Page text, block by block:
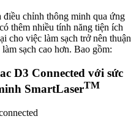
chỉnh thông minh qua ứng
thêm nhiều tính năng tiện ích
cho việc làm sạch trở nên thuận
sạch cao hơn. Bao gồm:
D3 Connected với sức
SmartLaserTM